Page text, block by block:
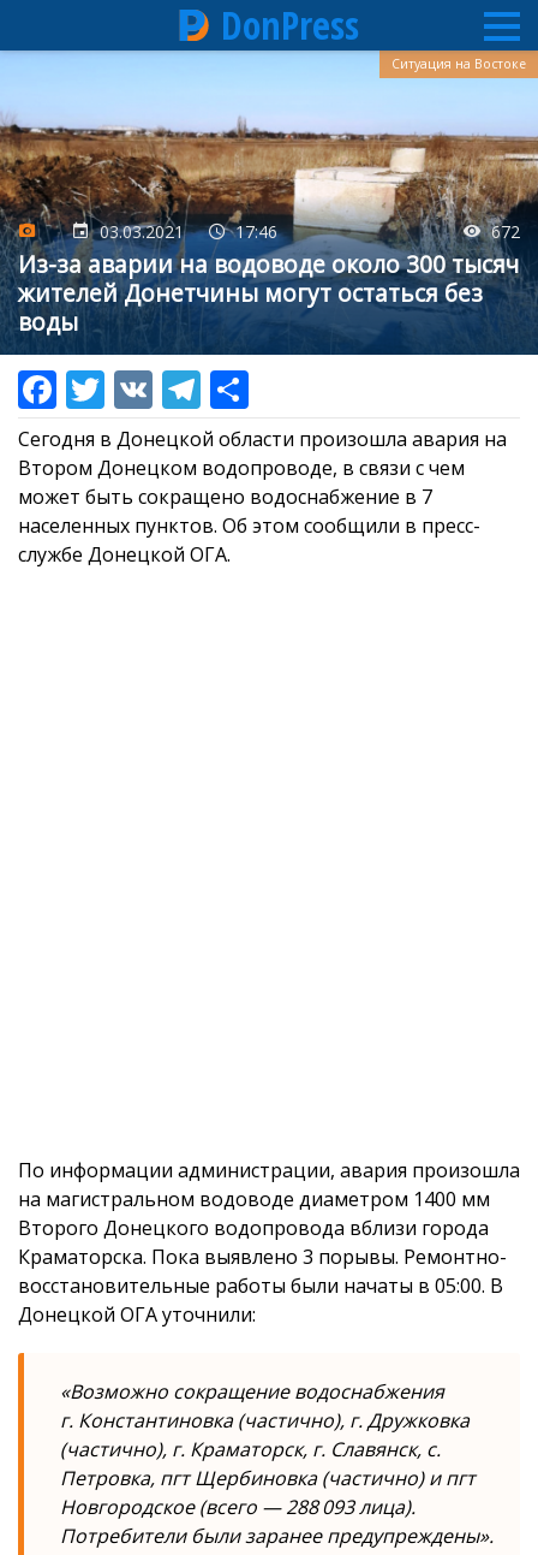
основному
содержанию
DonPress
03.03.2021 17:46 672
Из-за аварии на водоводе около 300 тысяч
жителей Донетчины могут остаться без
воды
Ситуация на Востоке
Сегодня в Донецкой области произошла авария на
Втором Донецком водопроводе, в связи с чем
может быть сокращено водоснабжение в 7
населенных пунктов. Об этом сообщили в пресс-
службе Донецкой ОГА.
По информации администрации, авария произошла
на магистральном водоводе диаметром 1400 мм
Второго Донецкого водопровода вблизи города
Краматорска. Пока выявлено 3 порывы. Ремонтно-
восстановительные работы были начаты в 05:00. В
Донецкой ОГА уточнили:
«Возможно сокращение водоснабжения
г. Константиновка (частично), г. Дружковка
(частично), г. Краматорск, г. Славянск, с.
Петровка, пгт Щербиновка (частично) и пгт
Новгородское (всего — 288 093 лица).
Потребители были заранее предупреждены».